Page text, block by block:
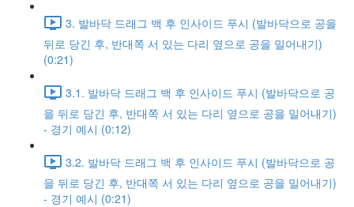
3. 발바닥 드래그 백 후 인사이드 푸시 (발바닥으로 공을
뒤로 당긴 후, 반대쪽 서 있는 다리 옆으로 공을 밀어내기)
(0:21)
3.1. 발바닥 드래그 백 후 인사이드 푸시 (발바닥으로 공
을 뒤로 당긴 후, 반대쪽 서 있는 다리 옆으로 공을 밀어내기)
- 경기 예시 (0:12)
3.2. 발바닥 드래그 백 후 인사이드 푸시 (발바닥으로 공
을 뒤로 당긴 후, 반대쪽 서 있는 다리 옆으로 공을 밀어내기)
- 경기 예시 (0:21)